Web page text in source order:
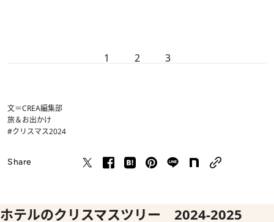
1 2 3
文＝CREA編集部
旅＆お出かけ
#クリスマス2024
Share
ホテルのクリスマスツリー 2024-2025